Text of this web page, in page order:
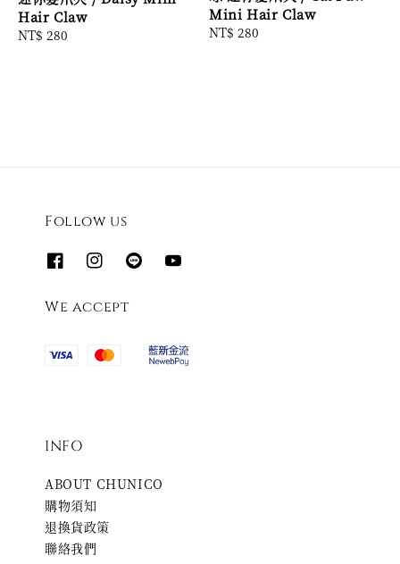
Hair Claw
Regular
NT$ 280
Mini Hair Claw
Regular
NT$ 280
Follow us
We accept
INFO
ABOUT CHUNICO
購物須知
退換貨政策
聯絡我們